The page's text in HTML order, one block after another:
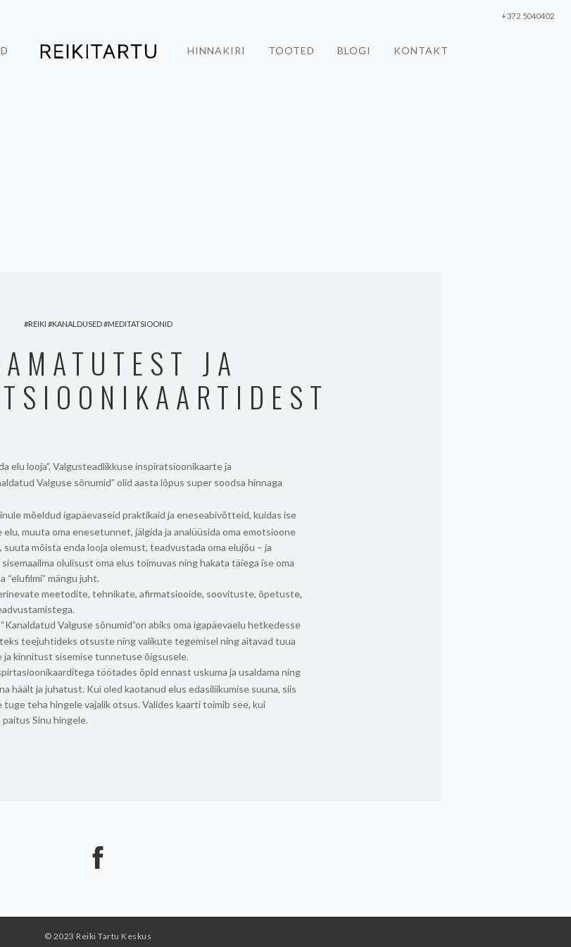
+372 5040402
HINNAKIRI TOOTED BLOGI KONTAKT
REIKI KANALDUSED MEDITATSIOONID
JA
elu looja”, Valgusteadlikkuse inspiratsioonikaarte ja
Valguse sõnumid” olid aasta lõpus super soodsa hinnaga
mõeldud igapäevaseid praktikaid ja eneseabivõtteid, kuidas ise
muuta oma enesetunnet, jälgida ja analüüsida oma emotsioone
mõista enda looja olemust, teadvustada oma elujõu – ja
olulisust oma elus toimuvas ning hakata täiega ise oma
“elufilmi” mängu juht.
meetodite, tehnikate, afirmatsiooide, soovituste, õpetuste,
Valguse sõnumid”on abiks oma igapäevaelu hetkedesse
teejuhtideks otsuste ning valikute tegemisel ning aitavad tuua
ja kinnitust sisemise tunnetuse õigsusele.
töötades õpid ennast uskuma ja usaldama ning
häält ja juhatust. Kui oled kaotanud elus edasiliikumise suuna, siis
tuge teha hingele vajalik otsus. Valides kaarti toimib see, kui
Sinu hingele.
© 2023 Reiki Tartu Keskus